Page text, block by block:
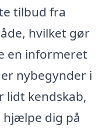
tilbud fra
hvilket gør
en informeret
nybegynder i
lidt kendskab,
dig på